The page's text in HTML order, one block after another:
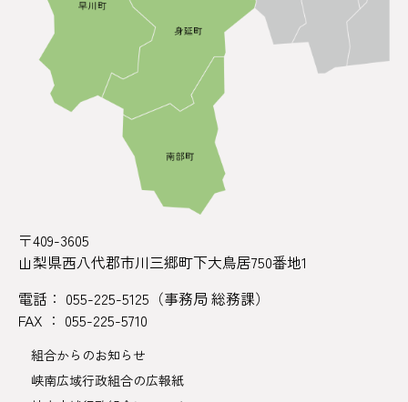
〒409-3605
山梨県西八代郡市川三郷町下大鳥居750番地1
電話： 055-225-5125（事務局 総務課）
FAX ： 055-225-5710
組合からのお知らせ
峡南広域行政組合の広報紙